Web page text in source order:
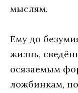
мыслям.
Ему до
жизнь,
осязаемым
ложбинкам,